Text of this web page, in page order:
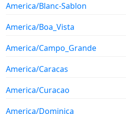
America/Blanc-Sablon
America/Boa_Vista
America/Campo_Grande
America/Caracas
America/Curacao
America/Dominica